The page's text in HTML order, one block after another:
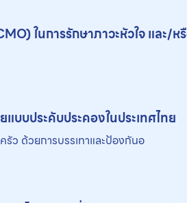
ในการรักษาภาวะหัวใจ และ/ห
บบประคับประคองในประเทศไทย
ว ด้วยการบรรเทาและป้องกันอ